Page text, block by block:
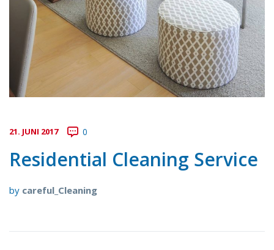
21. JUNI 2017 0
Residential Cleaning Service
by careful_Cleaning